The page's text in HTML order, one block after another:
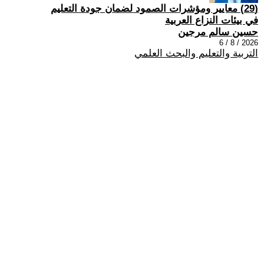
(29) معايير ومؤشرات الصمود لضمان جودة التعليم
في بيئات النزاع العربية
حسين سالم مرجين
2026 / 8 / 6
التربية والتعليم والبحث العلمي